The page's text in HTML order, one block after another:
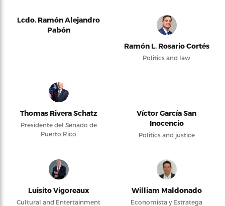
Lcdo. Ramón Alejandro
Pabón
Ramón L. Rosario Cortés
Politics and law
Thomas Rivera Schatz
Presidente del Senado de
Puerto Rico
Víctor García San
Inocencio
Politics and justice
Luisito Vigoreaux
Cultural and Entertainment
William Maldonado
Economista y Estratega